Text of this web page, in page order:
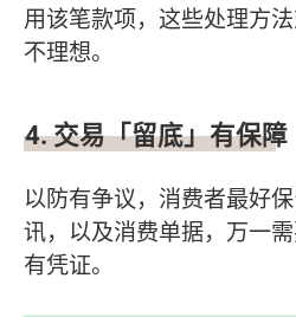
用该笔款项，这些处理方
不理想。
4.交易「留底」有保障
以防有争议，消费者最好
讯，以及消费单据，万一
有凭证。